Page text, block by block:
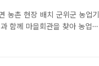
배치 군위군 농업기
함께 마을회관을 찾아 농업인
을 하고 있다. /군위군[더팩트